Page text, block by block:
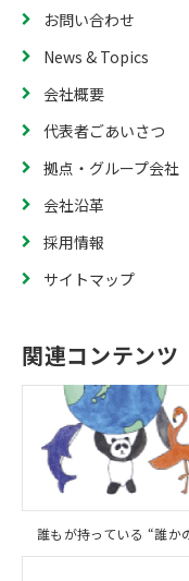
お問い合わせ
News & Topics
会社概要
代表者ごあいさつ
拠点・グループ会社
会社沿革
採用情報
サイトマップ
関連コンテンツ
誰もが持っている “誰か